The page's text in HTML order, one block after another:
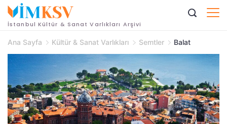
İçeriğe
geçİstanbul Kültür & Sanat Varlıkları Arşivi
Ana Sayfa Kültür & Sanat Varlıkları Semtler Balat